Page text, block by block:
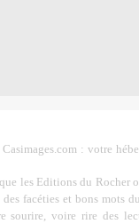
les Editions du Rocher
facéties et bons mots
sourire, voire rire des